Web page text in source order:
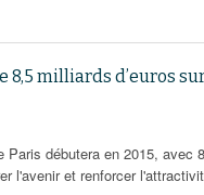
8,5 milliards d’euros
Paris débutera en 2015, avec
l'avenir et renforcer